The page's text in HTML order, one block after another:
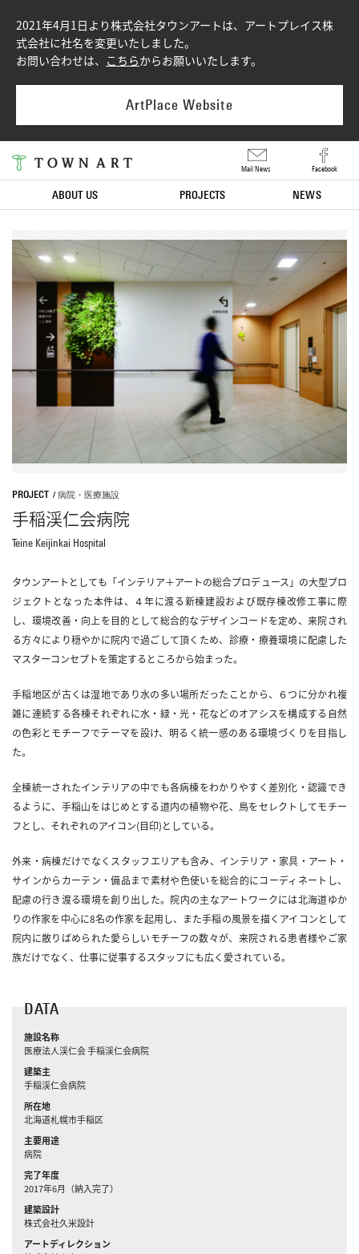
2021年4月1日より株式会社タウンアートは、アートプレイス株
式会社に社名を変更いたしました。
お問い合わせは、 こちらからお願いいたします。
ArtPlace Website
Mail News Facebook
ABOUT US PROJECTS NEWS
PROJECT /病院・医療施設
手稲渓仁会病院
Teine Keijinkai Hospital
タウンアートとしても「インテリア＋アートの総合プロデュース」の大型プロ
ジェクトとなった本件は、４年に渡る新棟建設および既存棟改修工事に際
し、環境改善・向上を目的として総合的なデザインコードを定め、来院され
る方々により穏やかに院内で過ごして頂くため、診療・療養環境に配慮した
マスターコンセプトを策定するところから始まった。
手稲地区が古くは湿地であり水の多い場所だったことから、６つに分かれ複
雑に連続する各棟それぞれに水・緑・光・花などのオアシスを構成する自然
の色彩とモチーフでテーマを設け、明るく統一感のある環境づくりを目指し
た。
全棟統一されたインテリアの中でも各病棟をわかりやすく差別化・認識でき
るように、手稲山をはじめとする道内の植物や花、鳥をセレクトしてモチー
フとし、それぞれのアイコン(目印)としている。
外来・病棟だけでなくスタッフエリアも含み、インテリア・家具・アート・
サインからカーテン・備品まで素材や色使いを総合的にコーディネートし、
配慮の行き渡る環境を創り出した。院内の主なアートワークには北海道ゆか
りの作家を中心に8名の作家を起用し、また手稲の風景を描くアイコンとして
院内に散りばめられた愛らしいモチーフの数々が、来院される患者様やご家
族だけでなく、仕事に従事するスタッフにも広く愛されている。
DATA
施設名称
医療法人渓仁会 手稲渓仁会病院
建築主
手稲渓仁会病院
所在地
北海道札幌市手稲区
主要用途
病院
完了年度
2017年6月（納入完了）
建築設計
株式会社久米設計
アートディレクション